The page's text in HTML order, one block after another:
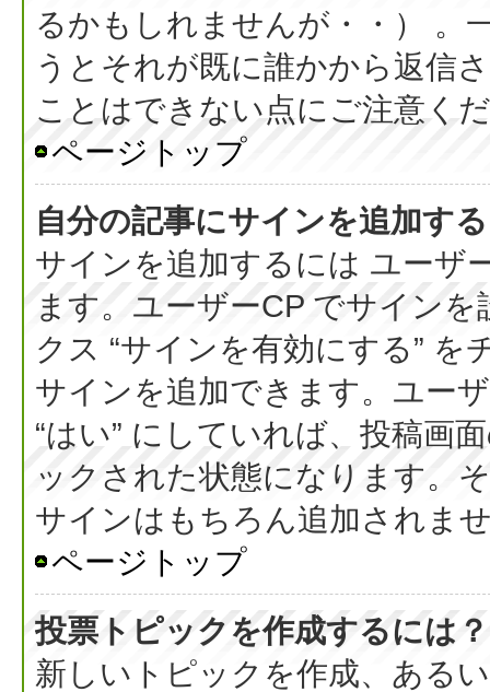
るかもしれませんが・・） 。
うとそれが既に誰かから返信
ことはできない点にご注意く
ページトップ
自分の記事にサインを追加す
サインを追加するには ユーザ
ます。ユーザーCP でサイン
クス “サインを有効にする”
サインを追加できます。ユー
“はい” にしていれば、投稿画
ックされた状態になります。
サインはもちろん追加されま
ページトップ
投票トピックを作成するには？
新しいトピックを作成、ある